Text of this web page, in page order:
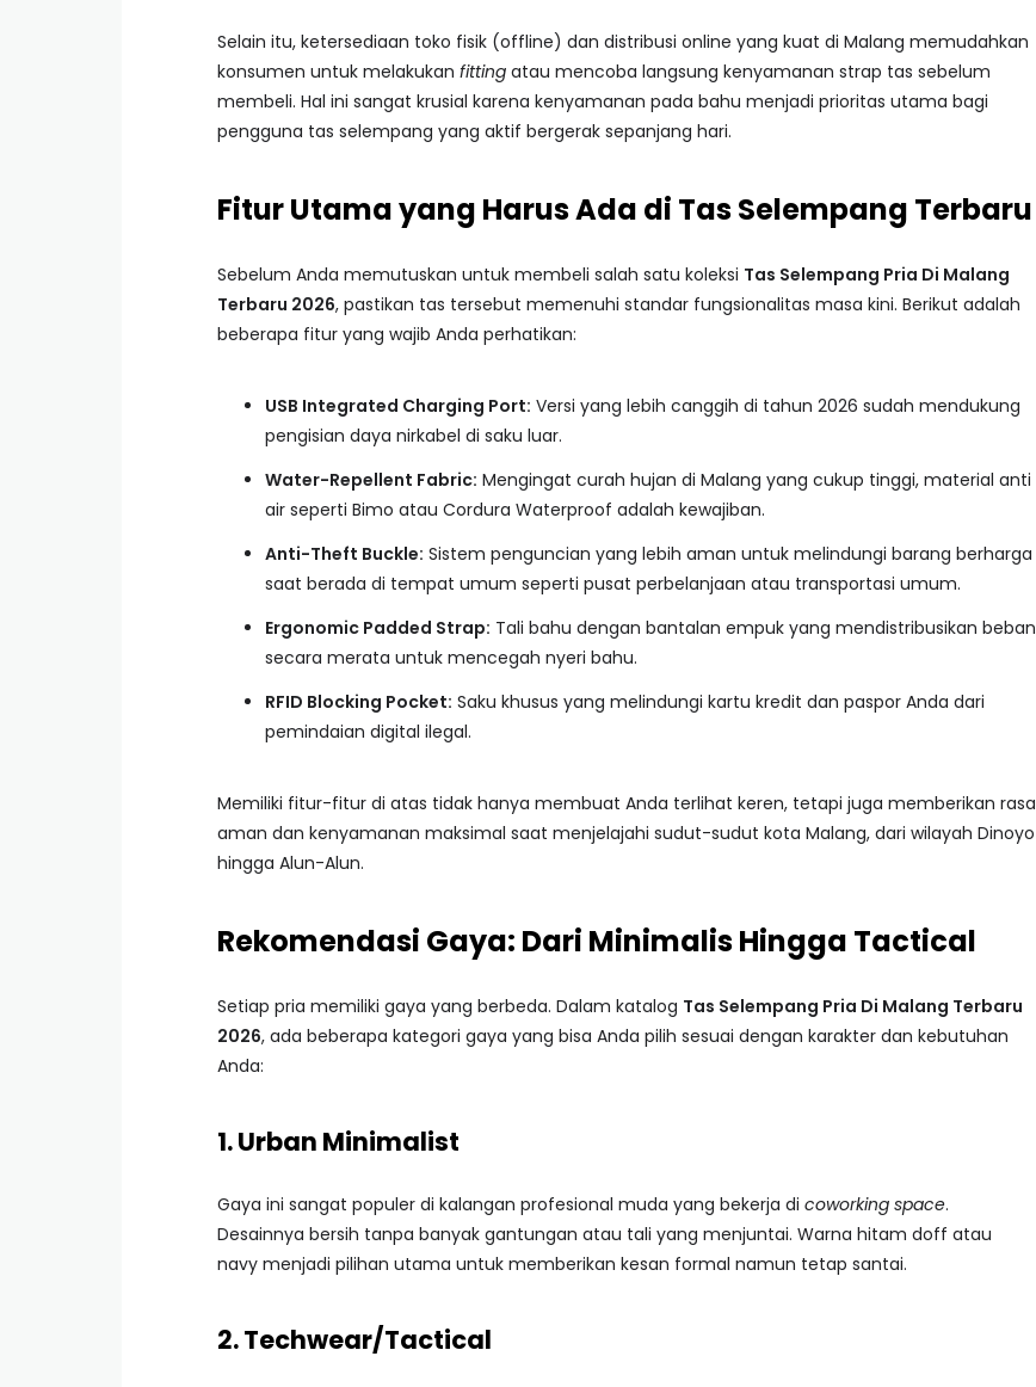
Selain itu, ketersediaan toko fisik (offline) dan distribusi online yang kuat di Malang memudahkan
konsumen untuk melakukan fitting atau mencoba langsung kenyamanan strap tas sebelum
membeli. Hal ini sangat krusial karena kenyamanan pada bahu menjadi prioritas utama bagi
pengguna tas selempang yang aktif bergerak sepanjang hari.
Fitur Utama yang Harus Ada di Tas Selempang Terbaru
Sebelum Anda memutuskan untuk membeli salah satu koleksi Tas Selempang Pria Di Malang
Terbaru 2026, pastikan tas tersebut memenuhi standar fungsionalitas masa kini. Berikut adalah
beberapa fitur yang wajib Anda perhatikan:
USB Integrated Charging Port: Versi yang lebih canggih di tahun 2026 sudah mendukung
pengisian daya nirkabel di saku luar.
Water-Repellent Fabric: Mengingat curah hujan di Malang yang cukup tinggi, material anti
air seperti Bimo atau Cordura Waterproof adalah kewajiban.
Anti-Theft Buckle: Sistem penguncian yang lebih aman untuk melindungi barang berharga
saat berada di tempat umum seperti pusat perbelanjaan atau transportasi umum.
Ergonomic Padded Strap: Tali bahu dengan bantalan empuk yang mendistribusikan beban
secara merata untuk mencegah nyeri bahu.
RFID Blocking Pocket: Saku khusus yang melindungi kartu kredit dan paspor Anda dari
pemindaian digital ilegal.
Memiliki fitur-fitur di atas tidak hanya membuat Anda terlihat keren, tetapi juga memberikan rasa
aman dan kenyamanan maksimal saat menjelajahi sudut-sudut kota Malang, dari wilayah Dinoyo
hingga Alun-Alun.
Rekomendasi Gaya: Dari Minimalis Hingga Tactical
Setiap pria memiliki gaya yang berbeda. Dalam katalog Tas Selempang Pria Di Malang Terbaru
2026, ada beberapa kategori gaya yang bisa Anda pilih sesuai dengan karakter dan kebutuhan
Anda:
1. Urban Minimalist
Gaya ini sangat populer di kalangan profesional muda yang bekerja di coworking space.
Desainnya bersih tanpa banyak gantungan atau tali yang menjuntai. Warna hitam doff atau
navy menjadi pilihan utama untuk memberikan kesan formal namun tetap santai.
2. Techwear/Tactical